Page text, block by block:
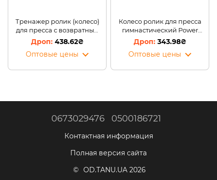
Тренажер ролик (колесо)
для пресса с возвратным
механизмом Carver
438.62₴
Оптовые цены
Колесо ролик для пресса
гимнастический Power
Stretch Roller
343.98₴
Оптовые цены
0673029476 0500186721
Контактная информация
Полная версия сайта
© OD.TANU.UA 2026